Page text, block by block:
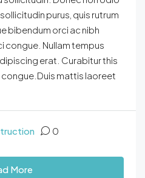
purus, quis rutrum
bibendum orci ac nibh
congue. Nullam tempus
erat. Curabitur this
congue.Duis mattis laoreet
0
More